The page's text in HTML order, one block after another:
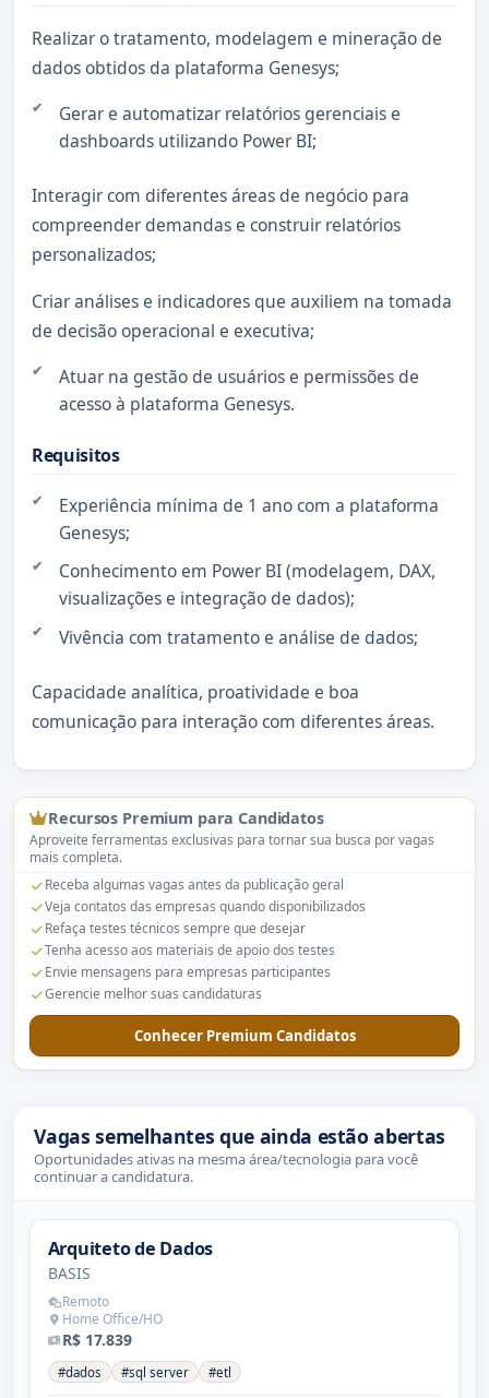
Realizar o tratamento, modelagem e mineração de
dados obtidos da plataforma Genesys;
Gerar e automatizar relatórios gerenciais e
dashboards utilizando Power BI;
Interagir com diferentes áreas de negócio para
compreender demandas e construir relatórios
personalizados;
Criar análises e indicadores que auxiliem na tomada
de decisão operacional e executiva;
Atuar na gestão de usuários e permissões de
acesso à plataforma Genesys.
Requisitos
Experiência mínima de 1 ano com a plataforma
Genesys;
Conhecimento em Power BI (modelagem, DAX,
visualizações e integração de dados);
Vivência com tratamento e análise de dados;
Capacidade analítica, proatividade e boa
comunicação para interação com diferentes áreas.
Recursos Premium para Candidatos
Aproveite ferramentas exclusivas para tornar sua busca por vagas
mais completa.
Receba algumas vagas antes da publicação geral
Veja contatos das empresas quando disponibilizados
Refaça testes técnicos sempre que desejar
Tenha acesso aos materiais de apoio dos testes
Envie mensagens para empresas participantes
Gerencie melhor suas candidaturas
Conhecer Premium Candidatos
Vagas semelhantes que ainda estão abertas
Oportunidades ativas na mesma área/tecnologia para você
continuar a candidatura.
Arquiteto de Dados
BASIS
Remoto
Home Office/HO
R$ 17.839
#dados #sql server #etl